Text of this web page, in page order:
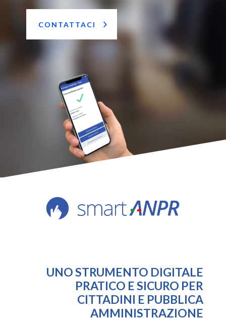
CONTATTACI
UNO STRUMENTO DIGITALE
PRATICO E SICURO PER
CITTADINI E PUBBLICA
AMMINISTRAZIONE